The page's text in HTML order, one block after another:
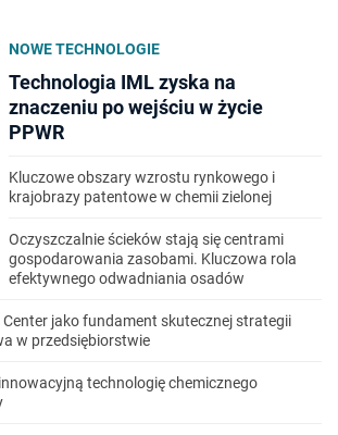
NOWE TECHNOLOGIE
Technologia IML zyska na
znaczeniu po wejściu w życie
PPWR
Kluczowe obszary wzrostu rynkowego i
krajobrazy patentowe w chemii zielonej
Oczyszczalnie ścieków stają się centrami
gospodarowania zasobami. Kluczowa rola
efektywnego odwadniania osadów
jako fundament skutecznej strategii
w przedsiębiorstwie
technologię chemicznego